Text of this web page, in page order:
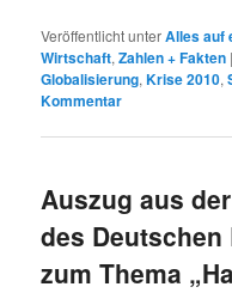
Veröffentlicht unterAlles auf
Wirtschaft,Zahlen + Fakten
Globalisierung,Krise 2010,
Kommentar
Auszug aus
des
zum Thema